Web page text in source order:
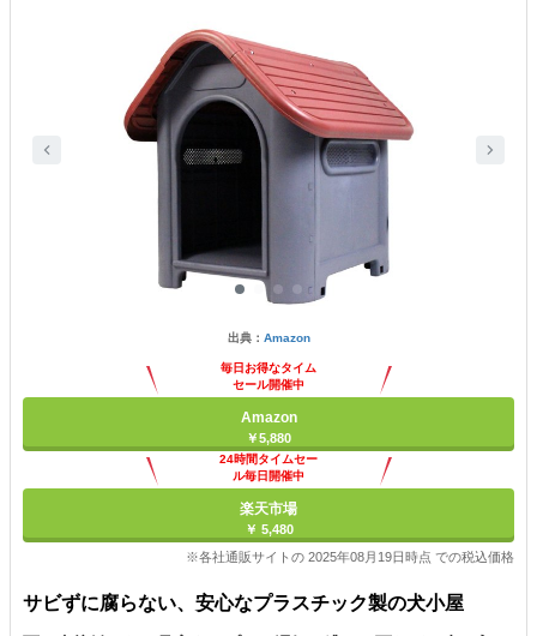
出典： Amazon
毎日お得なタイム
セール開催中
Amazon
￥5,880
24時間タイムセー
ル毎日開催中
楽天市場
￥ 5,480
※各社通販サイトの 2025年08月19日時点 での税込価格
サビずに腐らない、安心なプラスチック製の犬小屋